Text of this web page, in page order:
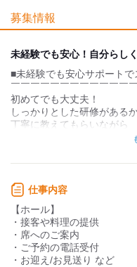
個性が生かせる
デスクワーク
お客様との対話が
少ない
力仕事が少ない
募集情報
未経験でも安心！自分らし
■未経験でも安心サポートで
￣￣￣￣￣￣￣￣￣￣￣￣
初めてでも大丈夫！
しっかりとした研修がある
丁寧に教えてもらいながら
楽しく仕事を覚えていけま
■自由度の高いオシャレな職
ここなら、髪型やネイル、
ピアスだってあなたらしく！
清潔感を大事にしながら
オシャレを楽しみながら働け
■好きな時間に働けるシフト
￣￣￣￣￣￣￣￣￣￣￣￣￣
仕事内容
【ホール】
・接客や料理の提供
・席へのご案内
・ご予約の電話受付
・お迎え/お見送り など